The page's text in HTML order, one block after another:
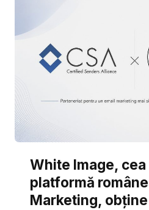
White Image,
platformă
Marketing,